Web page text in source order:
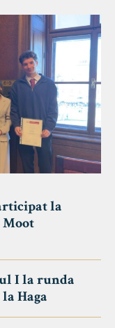
la
Moot
I la runda
Haga